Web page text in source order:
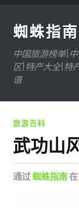
蜘蛛指南
中国旅游榜单|
区|特产大全|特
谱
旅游百科
武功山
通过蜘蛛指南在